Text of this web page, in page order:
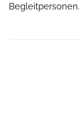
Begleitpersonen.